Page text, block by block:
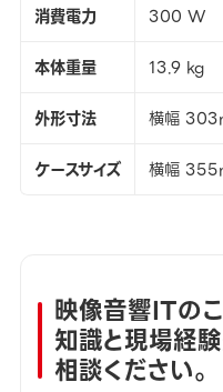
消費電力
300 W
本体重量
13.9 kg
外形寸法
横幅
ケースサイズ
横幅
映像音響ITのこ
知識と現場経
相談ください。